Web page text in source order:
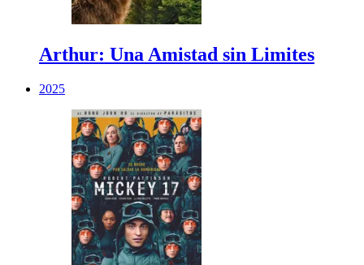
Arthur: Una Amistad sin Limites
2025